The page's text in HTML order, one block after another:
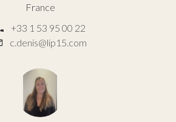
France
+33 1 53 95 00 22
c.denis@lip15.com